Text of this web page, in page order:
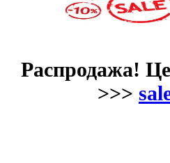
Распродажа!
>>>